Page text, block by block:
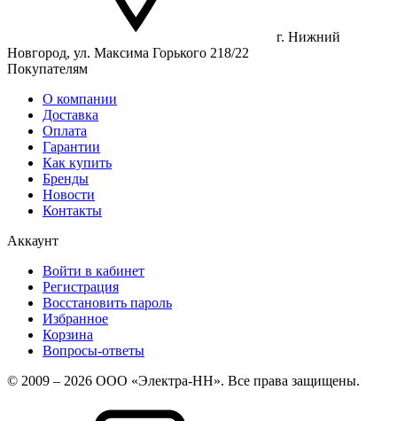
г. Нижний
Новгород, ул. Максима Горького 218/22
Покупателям
О компании
Доставка
Оплата
Гарантии
Как купить
Бренды
Новости
Контакты
Аккаунт
Войти в кабинет
Регистрация
Восстановить пароль
Избранное
Корзина
Вопросы-ответы
© 2009 – 2026 ООО «Электра-НН». Все права защищены.